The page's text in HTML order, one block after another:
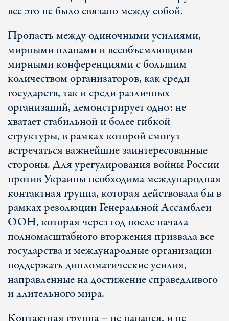
все это не было связано между собой.
Пропасть между одиночными усилиями,
мирными планами и всеобъемлющими
мирными конференциями с большим
количеством организаторов, как среди
государств, так и среди различных
организаций, демонстрирует одно: не
хватает стабильной и более гибкой
структуры, в рамках которой смогут
встречаться важнейшие заинтересованные
стороны. Для урегулирования войны России
против Украины необходима международная
контактная группа, которая действовала бы в
рамках резолюции Генеральной Ассамблеи
ООН, которая через год после начала
полномасштабного вторжения призвала все
государства и международные организации
поддержать дипломатические усилия,
направленные на достижение справедливого
и длительного мира.